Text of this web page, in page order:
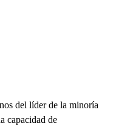
del líder de la minoría
capacidad de